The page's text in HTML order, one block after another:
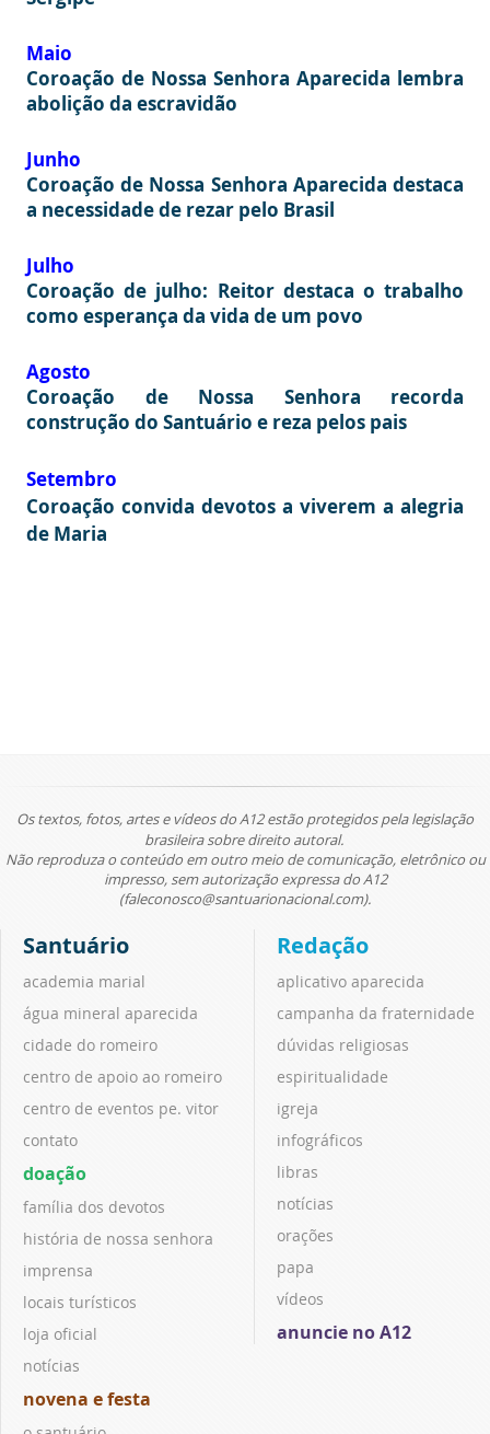
Maio
Coroação de Nossa Senhora Aparecida lembra
abolição da escravidão
Junho
Coroação de Nossa Senhora Aparecida destaca
a necessidade de rezar pelo Brasil
Julho
Coroação de julho: Reitor destaca o trabalho
como esperança da vida de um povo
Agosto
Coroação de Nossa Senhora recorda
construção do Santuário e reza pelos pais
Setembro
Coroação convida devotos a viverem a alegria
de Maria
Os textos, fotos, artes e vídeos do A12 estão protegidos pela legislação
brasileira sobre direito autoral.
Não reproduza o conteúdo em outro meio de comunicação, eletrônico ou
impresso, sem autorização expressa do A12
(faleconosco@santuarionacional.com).
Santuário
academia marial
água mineral aparecida
cidade do romeiro
centro de apoio ao romeiro
centro de eventos pe. vitor
contato
doação
família dos devotos
história de nossa senhora
imprensa
locais turísticos
loja oficial
notícias
novena e festa
Redação
aplicativo aparecida
campanha da fraternidade
dúvidas religiosas
espiritualidade
igreja
infográficos
libras
notícias
orações
papa
vídeos
anuncie no A12